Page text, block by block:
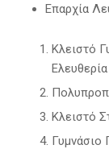
Επαρχία
Κλειστό
Ελευθερία
Κλειστό
Γυμνάσιο